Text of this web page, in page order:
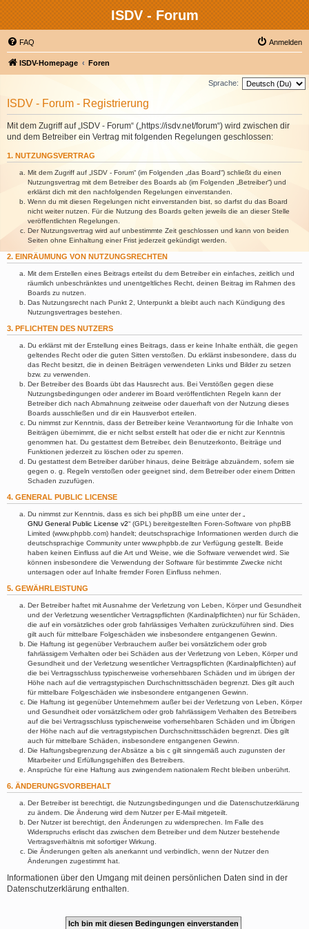
ISDV - Forum
FAQ Anmelden
ISDV-Homepage Foren
Sprache:
ISDV - Forum - Registrierung
Mit dem Zugriff auf „ISDV - Forum“ („https://isdv.net/forum“) wird zwischen dir
und dem Betreiber ein Vertrag mit folgenden Regelungen geschlossen:
1. NUTZUNGSVERTRAG
Mit dem Zugriff auf „ISDV - Forum“ (im Folgenden „das Board“) schließt du einen
Nutzungsvertrag mit dem Betreiber des Boards ab (im Folgenden „Betreiber“) und
erklärst dich mit den nachfolgenden Regelungen einverstanden.
Wenn du mit diesen Regelungen nicht einverstanden bist, so darfst du das Board
nicht weiter nutzen. Für die Nutzung des Boards gelten jeweils die an dieser Stelle
veröffentlichten Regelungen.
Der Nutzungsvertrag wird auf unbestimmte Zeit geschlossen und kann von beiden
Seiten ohne Einhaltung einer Frist jederzeit gekündigt werden.
2. EINRÄUMUNG VON NUTZUNGSRECHTEN
Mit dem Erstellen eines Beitrags erteilst du dem Betreiber ein einfaches, zeitlich und
räumlich unbeschränktes und unentgeltliches Recht, deinen Beitrag im Rahmen des
Boards zu nutzen.
Das Nutzungsrecht nach Punkt 2, Unterpunkt a bleibt auch nach Kündigung des
Nutzungsvertrages bestehen.
3. PFLICHTEN DES NUTZERS
Du erklärst mit der Erstellung eines Beitrags, dass er keine Inhalte enthält, die gegen
geltendes Recht oder die guten Sitten verstoßen. Du erklärst insbesondere, dass du
das Recht besitzt, die in deinen Beiträgen verwendeten Links und Bilder zu setzen
bzw. zu verwenden.
Der Betreiber des Boards übt das Hausrecht aus. Bei Verstößen gegen diese
Nutzungsbedingungen oder anderer im Board veröffentlichten Regeln kann der
Betreiber dich nach Abmahnung zeitweise oder dauerhaft von der Nutzung dieses
Boards ausschließen und dir ein Hausverbot erteilen.
Du nimmst zur Kenntnis, dass der Betreiber keine Verantwortung für die Inhalte von
Beiträgen übernimmt, die er nicht selbst erstellt hat oder die er nicht zur Kenntnis
genommen hat. Du gestattest dem Betreiber, dein Benutzerkonto, Beiträge und
Funktionen jederzeit zu löschen oder zu sperren.
Du gestattest dem Betreiber darüber hinaus, deine Beiträge abzuändern, sofern sie
gegen o. g. Regeln verstoßen oder geeignet sind, dem Betreiber oder einem Dritten
Schaden zuzufügen.
4. GENERAL PUBLIC LICENSE
Du nimmst zur Kenntnis, dass es sich bei phpBB um eine unter der „
GNU General Public License v2“ (GPL) bereitgestellten Foren-Software von phpBB
Limited (www.phpbb.com) handelt; deutschsprachige Informationen werden durch die
deutschsprachige Community unter www.phpbb.de zur Verfügung gestellt. Beide
haben keinen Einfluss auf die Art und Weise, wie die Software verwendet wird. Sie
können insbesondere die Verwendung der Software für bestimmte Zwecke nicht
untersagen oder auf Inhalte fremder Foren Einfluss nehmen.
5. GEWÄHRLEISTUNG
Der Betreiber haftet mit Ausnahme der Verletzung von Leben, Körper und Gesundheit
und der Verletzung wesentlicher Vertragspflichten (Kardinalpflichten) nur für Schäden,
die auf ein vorsätzliches oder grob fahrlässiges Verhalten zurückzuführen sind. Dies
gilt auch für mittelbare Folgeschäden wie insbesondere entgangenen Gewinn.
Die Haftung ist gegenüber Verbrauchern außer bei vorsätzlichem oder grob
fahrlässigem Verhalten oder bei Schäden aus der Verletzung von Leben, Körper und
Gesundheit und der Verletzung wesentlicher Vertragspflichten (Kardinalpflichten) auf
die bei Vertragsschluss typischerweise vorhersehbaren Schäden und im übrigen der
Höhe nach auf die vertragstypischen Durchschnittsschäden begrenzt. Dies gilt auch
für mittelbare Folgeschäden wie insbesondere entgangenen Gewinn.
Die Haftung ist gegenüber Unternehmern außer bei der Verletzung von Leben, Körper
und Gesundheit oder vorsätzlichem oder grob fahrlässigem Verhalten des Betreibers
auf die bei Vertragsschluss typischerweise vorhersehbaren Schäden und im Übrigen
der Höhe nach auf die vertragstypischen Durchschnittsschäden begrenzt. Dies gilt
auch für mittelbare Schäden, insbesondere entgangenen Gewinn.
Die Haftungsbegrenzung der Absätze a bis c gilt sinngemäß auch zugunsten der
Mitarbeiter und Erfüllungsgehilfen des Betreibers.
Ansprüche für eine Haftung aus zwingendem nationalem Recht bleiben unberührt.
6. ÄNDERUNGSVORBEHALT
Der Betreiber ist berechtigt, die Nutzungsbedingungen und die Datenschutzerklärung
zu ändern. Die Änderung wird dem Nutzer per E-Mail mitgeteilt.
Der Nutzer ist berechtigt, den Änderungen zu widersprechen. Im Falle des
Widerspruchs erlischt das zwischen dem Betreiber und dem Nutzer bestehende
Vertragsverhältnis mit sofortiger Wirkung.
Die Änderungen gelten als anerkannt und verbindlich, wenn der Nutzer den
Änderungen zugestimmt hat.
Informationen über den Umgang mit deinen persönlichen Daten sind in der
Datenschutzerklärung enthalten.